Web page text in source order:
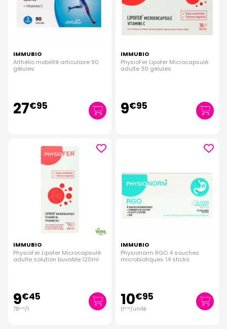
IMMUBIO
Arthélio mobilité articulaire 90
gélules
27€95
IMMUBIO
PhysioFer Lipofer Microcapsulé
adulte 30 gélules
9€95
IMMUBIO
PhysioFer Lipofer Microcapsulé
adulte solution buvable 120ml
9€45
78€75/l.
IMMUBIO
Physionorm RGO 4 souches
microbiotiques 14 sticks
10€95
0€78/unité